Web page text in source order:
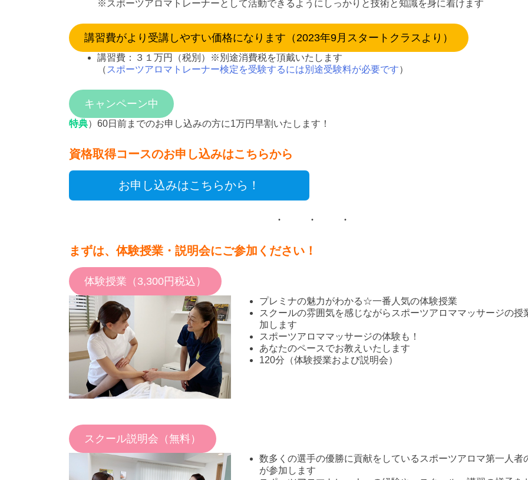
※スポーツアロマトレーナーとして活動できるようにしっかりと技術と知識を身に着けます
講習費がより受講しやすい価格になります（2023年9月スタートクラスより）
講習費：３１万円（税別）※別途消費税を頂戴いたします
（ スポーツアロマトレーナー検定を受験するには別途受験料が必要です）
キャンペーン中
特典）60日前までのお申し込みの方に1万円早割いたします！
資格取得コースのお申し込みはこちらから
お申し込みはこちらから！
まずは、体験授業・説明会にご参加ください！
体験授業（3,300円税込）
プレミナの魅力がわかる☆一番人気の体験授業
スクールの雰囲気を感じながらスポーツアロママッサージの授
加します
スポーツアロママッサージの体験も！
あなたのペースでお教えいたします
120分（体験授業および説明会）
スクール説明会（無料）
数多くの選手の優勝に貢献をしているスポーツアロマ第一人者
が参加します